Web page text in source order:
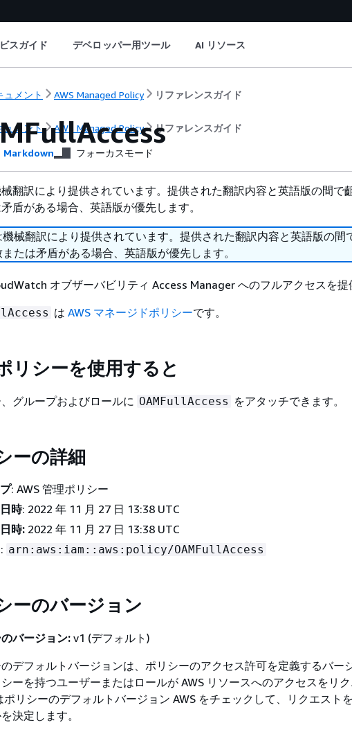
スガイド デベロッパー用ツール AI リソース
ュメント AWS Managed Policy リファレンスガイド
ュメント AWS Managed Policy リファレンスガイド
Markdown フォーカスモード
翻訳により提供されています。提供された翻訳内容と英語版の間で
盾がある場合、英語版が優先します。
械翻訳により提供されています。提供された翻訳内容と英語版の間
たは矛盾がある場合、英語版が優先します。
オブザーバビリティ Access Manager へのフルアクセスを提
は AWS マネージドポリシーです。
リシーを使用すると
グループおよびロールに OAMFullAccess をアタッチできます。
ーの詳細
: AWS 管理ポリシー
時: 2022 年 11 月 27 日 13:38 UTC
時: 2022 年 11 月 27 日 13:38 UTC
: arn:aws:iam::aws:policy/OAMFullAccess
ーのバージョン
バージョン: v1 (デフォルト)
デフォルトバージョンは、ポリシーのアクセス許可を定義するバー
ーを持つユーザーまたはロールが AWS リソースへのアクセスをリ
ポリシーのデフォルトバージョン AWS をチェックして、リクエスト
決定します。